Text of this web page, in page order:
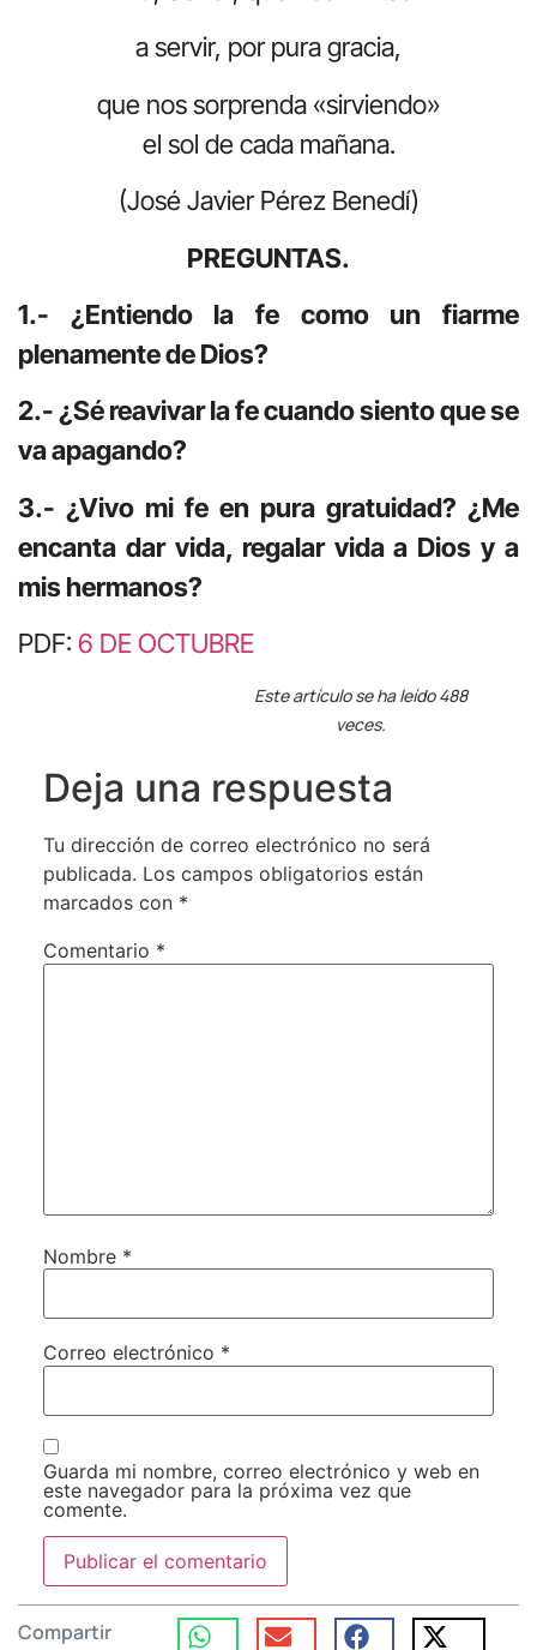
a servir, por pura gracia,
que nos sorprenda «sirviendo»
el sol de cada mañana.
(José Javier Pérez Benedí)
PREGUNTAS.
1.- ¿Entiendo la fe como un fiarme
plenamente de Dios?
2.- ¿Sé reavivar la fe cuando siento que se
va apagando?
3.- ¿Vivo mi fe en pura gratuidad? ¿Me
encanta dar vida, regalar vida a Dios y a
mis hermanos?
PDF: 6 DE OCTUBRE
Este artículo se ha leído 488
veces.
Deja una respuesta
Tu dirección de correo electrónico no será
publicada. Los campos obligatorios están
marcados con *
Comentario *
Nombre *
Correo electrónico *
Guarda mi nombre, correo electrónico y web en
este navegador para la próxima vez que
comente.
Compartir